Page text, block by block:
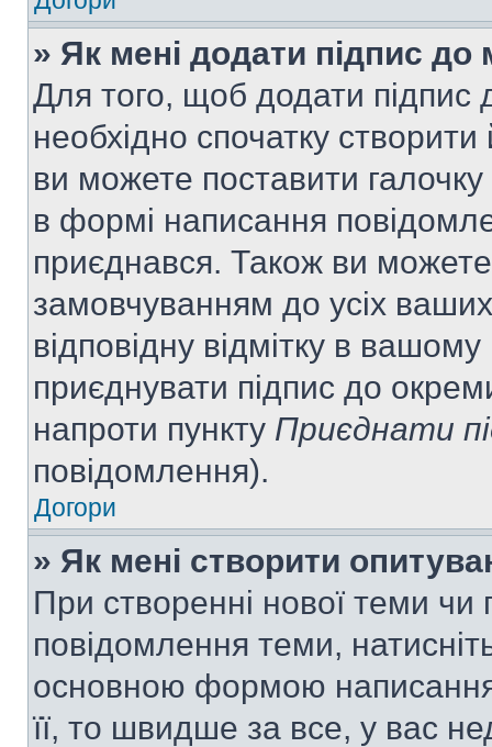
» Як мені додати підпис
Для того, щоб додати
необхідно спочатку
ви можете поставити
в формі написання
приєднався. Також ви
замовчуванням до усіх
відповідну відмітку в
приєднувати підпис до
напроти пункту Приєднати
повідомлення).
Догори
» Як мені створити
При створенні нової теми чи
повідомлення теми,
основною формою
її, то швидше за все, у вас